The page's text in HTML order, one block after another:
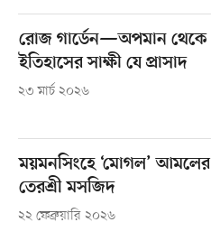
রোজ গার্ডেন—অপমান থেকে
ইতিহাসের সাক্ষী যে প্রাসাদ
২৩ মার্চ ২০২৬
ময়মনসিংহে ‘মোগল’ আমলের
তেরশ্রী মসজিদ
২২ ফেব্রুয়ারি ২০২৬